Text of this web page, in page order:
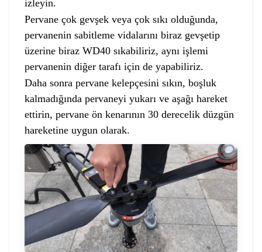
izleyin.
Pervane çok gevşek veya çok sıkı olduğunda,
pervanenin sabitleme vidalarını biraz gevşetip
üzerine biraz WD40 sıkabiliriz, aynı işlemi
pervanenin diğer tarafı için de yapabiliriz.
Daha sonra pervane kelepçesini sıkın, boşluk
kalmadığında pervaneyi yukarı ve aşağı hareket
ettirin, pervane ön kenarının 30 derecelik düzgün
hareketine uygun olarak.